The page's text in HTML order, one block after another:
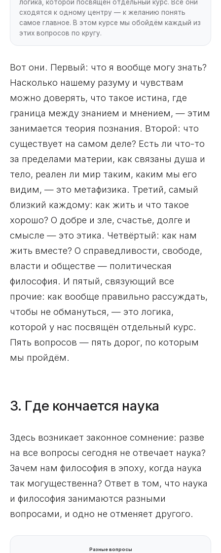
логика, которой посвящён отдельный курс. Все они
сходятся к одному центру — к желанию понять
самое главное. В этом курсе мы обойдём каждый из
этих вопросов по кругу.
Вот они. Первый: что я вообще могу знать?
Насколько нашему разуму и чувствам
можно доверять, что такое истина, где
граница между знанием и мнением, — этим
занимается теория познания. Второй: что
существует на самом деле? Есть ли что-то
за пределами материи, как связаны душа и
тело, реален ли мир таким, каким мы его
видим, — это метафизика. Третий, самый
близкий каждому: как жить и что такое
хорошо? О добре и зле, счастье, долге и
смысле — это этика. Четвёртый: как нам
жить вместе? О справедливости, свободе,
власти и обществе — политическая
философия. И пятый, связующий все
прочие: как вообще правильно рассуждать,
чтобы не обмануться, — это логика,
которой у нас посвящён отдельный курс.
Пять вопросов — пять дорог, по которым
мы пройдём.
3. Где кончается наука
Здесь возникает законное сомнение: разве
на все вопросы сегодня не отвечает наука?
Зачем нам философия в эпоху, когда наука
так могущественна? Ответ в том, что наука
и философия занимаются разными
вопросами, и одно не отменяет другого.
Разные вопросы